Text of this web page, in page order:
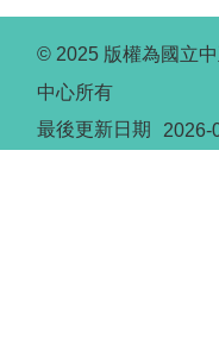
© 2025 版權為國立
中心所有
最後更新日期
2026-